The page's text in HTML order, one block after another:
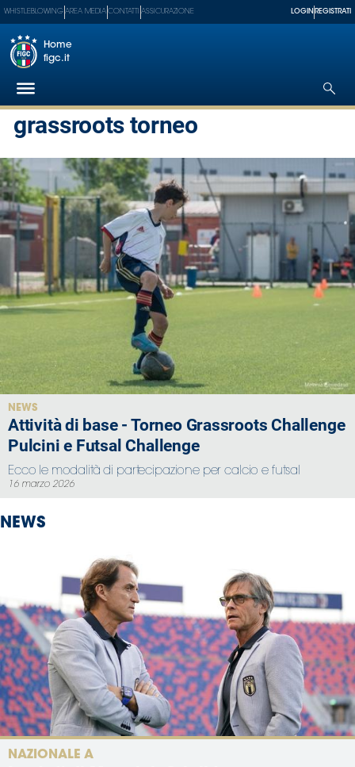
Federazione
Nazionali
Partner
Tecnici
SGS
Paralimpico
Serie
Serie
B
Femminile
Museo
del
Calcio
Shop
partner
Assicurazione
Cerca
Whistleblowing
Area
WHISTLEBLOWING AREA MEDIA CONTATTI ASSICURAZIONE LOGIN REGISTRATI
Home
figc.it
grassroots torneo
NEWS
Attività di base - Torneo Grassroots Challenge
Pulcini e Futsal Challenge
Ecco le modalità di partecipazione per calcio e futsal
16 marzo 2026
NEWS
NAZIONALE A